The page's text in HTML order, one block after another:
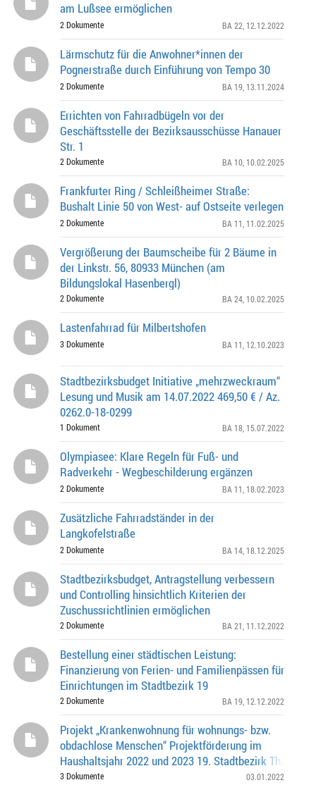
am Lußsee ermöglichen
2 Dokumente BA 22 , 12.12.2022
Lärmschutz für die Anwohner*innen der
Pognerstraße durch Einführung von Tempo 30
2 Dokumente BA 19 , 13.11.2024
Errichten von Fahrradbügeln vor der
Geschäftsstelle der Bezirksausschüsse Hanauer
Str. 1
2 Dokumente BA 10 , 10.02.2025
Frankfurter Ring / Schleißheimer Straße:
Bushalt Linie 50 von West- auf Ostseite verlegen
2 Dokumente BA 11 , 11.02.2025
Vergrößerung der Baumscheibe für 2 Bäume in
der Linkstr. 56, 80933 München (am
Bildungslokal Hasenbergl)
2 Dokumente BA 24 , 10.02.2025
Lastenfahrrad für Milbertshofen
3 Dokumente BA 11 , 12.10.2023
Stadtbezirksbudget Initiative „mehrzweckraum“
Lesung und Musik am 14.07.2022 469,50 € / Az.
0262.0-18-0299
1 Dokument BA 18 , 15.07.2022
Olympiasee: Klare Regeln für Fuß- und
Radverkehr - Wegbeschilderung ergänzen
2 Dokumente BA 11 , 18.02.2023
Zusätzliche Fahrradständer in der
Langkofelstraße
2 Dokumente BA 14 , 18.12.2025
Stadtbezirksbudget, Antragstellung verbessern
und Controlling hinsichtlich Kriterien der
Zuschussrichtlinien ermöglichen
2 Dokumente BA 21 , 11.12.2022
Bestellung einer städtischen Leistung:
Finanzierung von Ferien- und Familienpässen für
Einrichtungen im Stadtbezirk 19
2 Dokumente BA 19 , 12.12.2022
Projekt „Krankenwohnung für wohnungs- bzw.
obdachlose Menschen“ Projektförderung im
Haushaltsjahr 2022 und 2023 19. Stadtbezirk
Obersendling- Forstenried-Fürstenried-Solln
3 Dokumente 03.01.2022